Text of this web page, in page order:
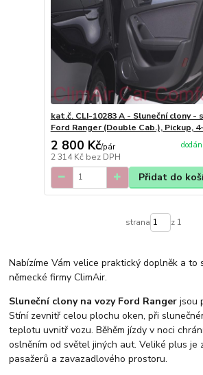
kat.č. CLI-10283 A - Sluneční clony -
Ford Ranger (Double Cab.), Pickup,
2 800 Kč/pár
2 314 Kč bez DPH
Přidat do
strana z 1
Nabízíme Vám velice praktický doplněk a to
německé firmy ClimAir.
Sluneční clony na vozy Ford Rangerjsou
Stíní zevnitř celou plochu oken, při
teplotu uvnitř vozu. Běhěm jízdy v noci
oslněním od světel jiných aut. Veliké plus je
pasažerů a zavazadlového prostoru.